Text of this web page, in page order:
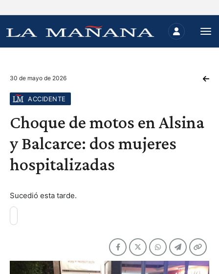
30 de mayo de 2026
ACCIDENTE
Choque de motos en Alsina
y Balcarce: dos mujeres
hospitalizadas
Sucedió esta tarde.